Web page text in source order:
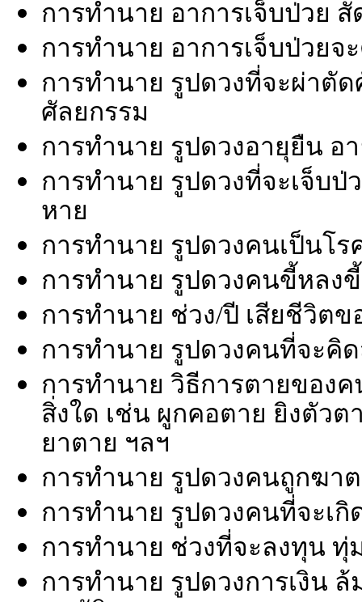
การทำนาย อาการเจ็บป่วย
การทำนาย อาการเจ็บป่วย
การทำนาย รูปดวงที่จะผ่าตั
ศัลยกรรม
การทำนาย รูปดวงอายุยืน อ
การทำนาย รูปดวงที่จะเจ็บป่
หาย
การทำนาย รูปดวงคนเป็นโ
การทำนาย รูปดวงคนขี้หลง
การทำนาย ช่วง/ปี เสียชีวิต
การทำนาย รูปดวงคนที่จะคิ
การทำนาย วิธีการตายของ
สิ่งใด เช่น ผูกคอตาย ยิงตัว
ยาตาย ฯลฯ
การทำนาย รูปดวงคนถูกฆา
การทำนาย รูปดวงคนที่จะเ
การทำนาย ช่วงที่จะลงทุน ทุ่
การทำนาย รูปดวงการเงิน